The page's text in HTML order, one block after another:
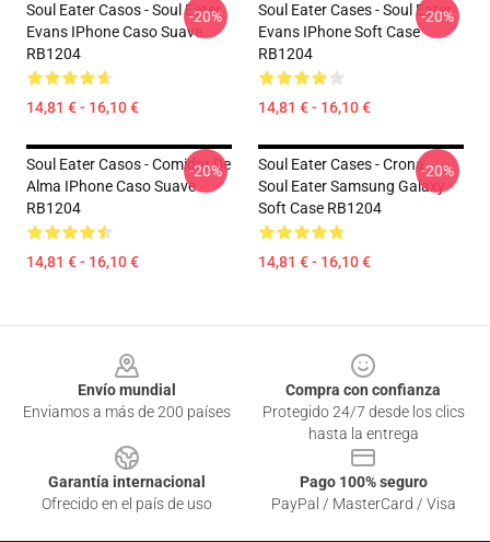
Soul Eater Casos - Soul Eater
Evans IPhone Caso Suave
RB1204
14,81 € - 16,10 €
-20%
Soul Eater Cases - Soul Eater
Evans IPhone Soft Case
RB1204
14,81 € - 16,10 €
-20%
Soul Eater Casos - Comidor De
Alma IPhone Caso Suave
RB1204
14,81 € - 16,10 €
-20%
Soul Eater Cases - Crona -
Soul Eater Samsung Galaxy
Soft Case RB1204
14,81 € - 16,10 €
-20%
Envío mundial
Enviamos a más de 200 países
Compra con confianza
Protegido 24/7 desde los clics
hasta la entrega
Garantía internacional
Ofrecido en el país de uso
Pago 100% seguro
PayPal / MasterCard / Visa